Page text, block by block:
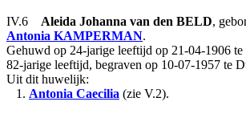
IV.6 Aleida Johanna van den BELD,
Antonia KAMPERMAN.
Gehuwd op 24-jarige leeftijd op 21-04-1906 te
82-jarige leeftijd, begraven op 10-07-1957 te
Uit dit huwelijk:
1. Antonia Caecilia (zie V.2).